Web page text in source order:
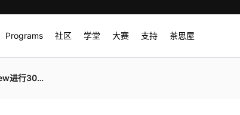
Programs 社区 学堂 大赛 支持 茶思屋
法返回的问题